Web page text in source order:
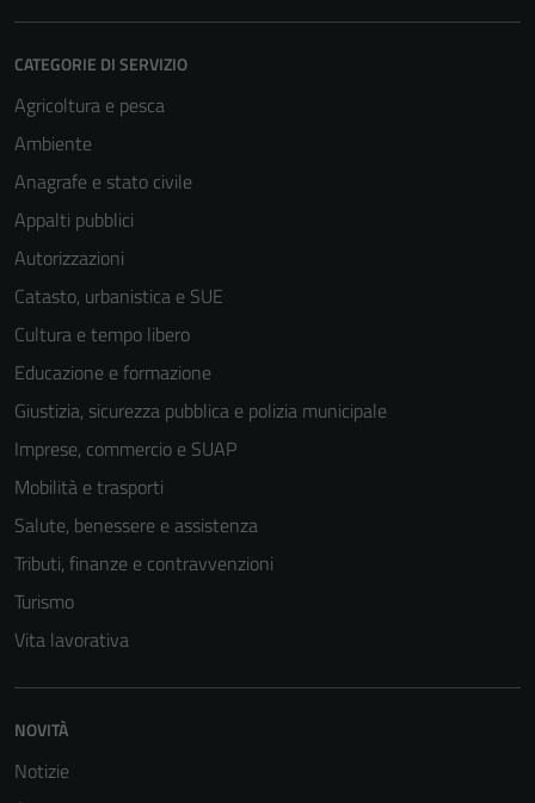
CATEGORIE DI SERVIZIO
Agricoltura e pesca
Ambiente
Anagrafe e stato civile
Appalti pubblici
Autorizzazioni
Catasto, urbanistica e SUE
Cultura e tempo libero
Educazione e formazione
Giustizia, sicurezza pubblica e polizia municipale
Imprese, commercio e SUAP
Mobilità e trasporti
Salute, benessere e assistenza
Tributi, finanze e contravvenzioni
Turismo
Vita lavorativa
NOVITÀ
Notizie
Tecnici